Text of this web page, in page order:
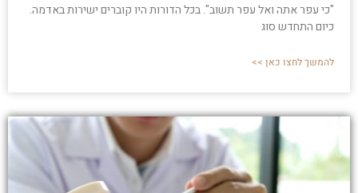
"כי עפר אתה ואל עפר תשוב". בכל הדורות היו קוברים ישירות באדמה.
כיום התחדש סוג
להמשך לחצו כאן >>